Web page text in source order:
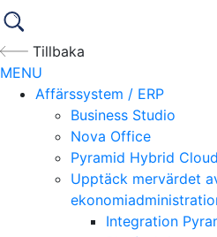
Tillbaka
MENU
Affärssystem / ERP
Business Studio
Nova Office
Pyramid Hybrid Cloud
Upptäck mervärdet
Integration